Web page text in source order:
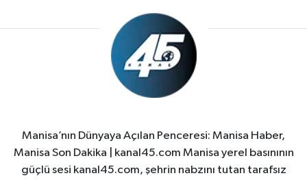
Manisa’nın Dünyaya Açılan Penceresi: Manisa Haber,
Manisa Son Dakika | kanal45.com Manisa yerel basınının
güçlü sesi kanal45.com, şehrin nabzını tutan tarafsız